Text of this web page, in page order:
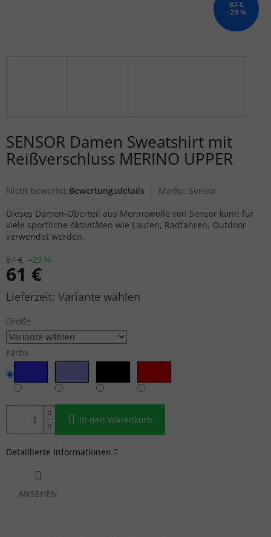
87 €
–29 %
SENSOR Damen Sweatshirt mit
Reißverschluss MERINO UPPER
Die durchschnittliche Produktbewertung ist 0,0 von 5 Sternen.
Nicht bewertet Bewertungsdetails Marke: Sensor
87 € –29 %
61 €
Verkaufspreis:Variante wählen
Größe
Farbe
In den Warenkorb
Dieses Damen-Oberteil aus Merinowolle von Sensor kann für
viele sportliche Aktivitäten wie Laufen, Radfahren, Outdoor
verwendet werden.
Detaillierte Informationen
ANSEHEN